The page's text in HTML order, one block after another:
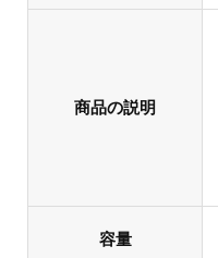
商品の説明
容量